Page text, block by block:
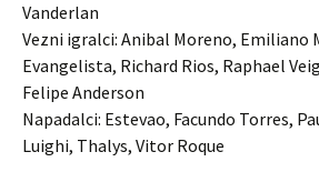
Vanderlan
Vezni igralci: Anibal Moreno, Emiliano
Evangelista, Richard Rios, Raphael
Felipe Anderson
Napadalci: Estevao, Facundo Torres,
Luighi, Thalys, Vitor Roque